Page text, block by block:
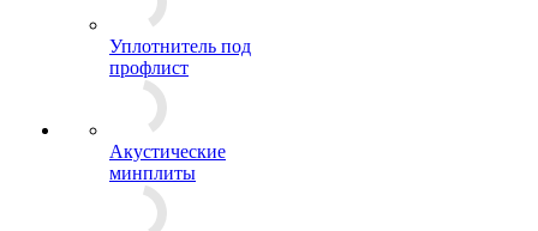
Уплотнитель под
профлист
Акустические
минплиты